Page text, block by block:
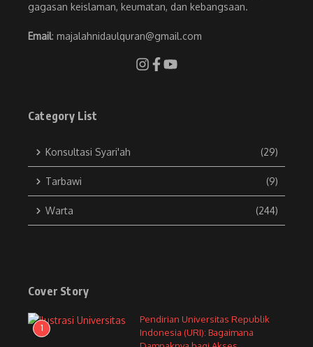
gagasan keislaman, keumatan, dan kebangsaan.
Email: majalahnidaulquran@gmail.com
Category List
Konsultasi Syari'ah (29)
Tarbawi (9)
Warta (244)
Cover Story
1
Pendirian Universitas Republik
Indonesia (URI): Bagaimana